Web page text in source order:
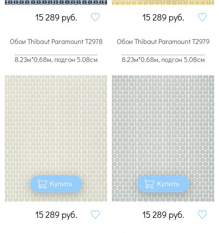
15 289 руб. 15 289 руб.
Обои Thibaut Paramount T2978
8.23м*0.68м, подгон 5.08см
Купить
15 289 руб.
Обои Thibaut Paramount T2979
8.23м*0.68м, подгон 5.08см
Купить
15 289 руб.